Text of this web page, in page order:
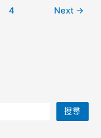
4 Next →
搜尋